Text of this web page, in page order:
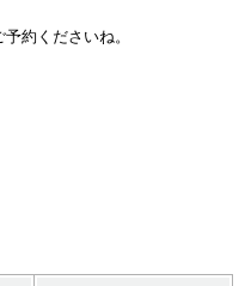
約くださいね。